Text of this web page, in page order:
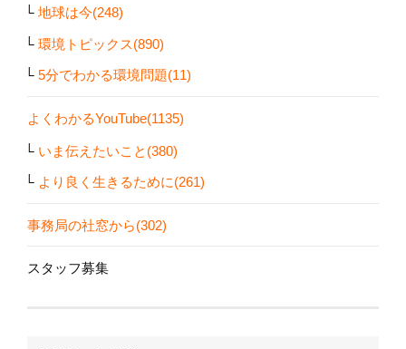
地球は今(248)
環境トピックス(890)
5分でわかる環境問題(11)
よくわかるYouTube(1135)
いま伝えたいこと(380)
より良く生きるために(261)
事務局の社窓から(302)
スタッフ募集